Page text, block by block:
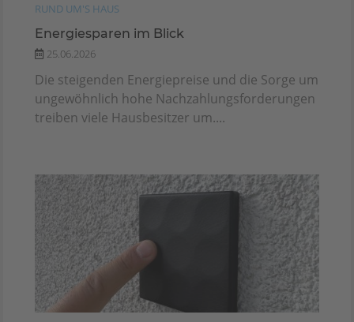
RUND UM'S HAUS
Energiesparen im Blick
25.06.2026
Die steigenden Energiepreise und die Sorge um
ungewöhnlich hohe Nachzahlungsforderungen
treiben viele Hausbesitzer um....